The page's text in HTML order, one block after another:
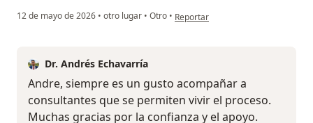
12 de mayo de 2026 • otro lugar • Otro • en opinión del usuario AndreG
Reportar
Dr. Andrés Echavarría
Andre, siempre es un gusto acompañar a
consultantes que se permiten vivir el proceso.
Muchas gracias por la confianza y el apoyo.